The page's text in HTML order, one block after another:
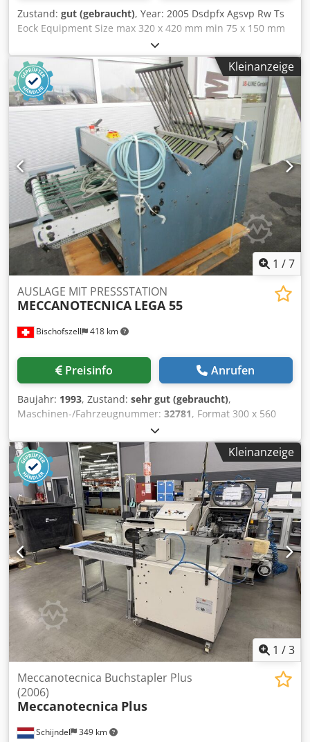
Zustand: gut (gebraucht), Year: 2005 Dsdpfx Agsvp Rw Ts
Eock Equipment Size max 320 x 420 mm min 75 x 150 mm
Speed max 10800 c/h Number of stitches Standard 11
Power requirements 6 kW (220/380V, 50Hz) Air
requirement (6 bar) 200 m³/h Width 2730 mm Depth 1800
mm Weight 3000 kg (approx.) Equipment fully automatic
book sewing machine • automatic feeder • 4 upper and 4
lower signatures opener • computer program • thread cut-
off device Condition: Very clean in top working condition
machine was refurbished in 2024
Kleinanzeige
1 /7
Bischofszell 418 km
AUSLAGE MIT PRESSSTATION
MECCANOTECNICA LEGA 55
Preisinfo Anrufen
Baujahr: 1993, Zustand: sehr gut (gebraucht),
Maschinen-/Fahrzeugnummer: 32781, Format 300 x 560
mm Geschwindigkeit: 44.000 c/h Djdpfxehncafo Ag Eeck
Kleinanzeige
1 /3
Schijndel 349 km
Meccanotecnica Buchstapler Plus
(2006)
Meccanotecnica Plus